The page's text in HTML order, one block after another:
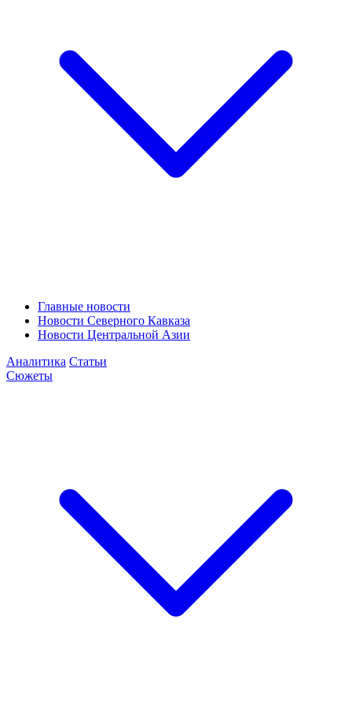
Главные новости
Новости Северного Кавказа
Новости Центральной Азии
Аналитика Статьи
Сюжеты